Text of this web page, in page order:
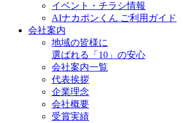
イベント・チラシ情報
AIナカポンくん ご利用ガイド
会社案内
地域の皆様に
選ばれる「10」の安心
会社案内一覧
代表挨拶
企業理念
会社概要
受賞実績